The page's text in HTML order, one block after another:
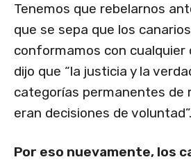
Tenemos que rebelarnos
que se sepa que los
conformamos con cualquier
dijo que “la justicia y la
categorías permanentes de
eran decisiones de voluntad”.
Por eso nuevamente, los